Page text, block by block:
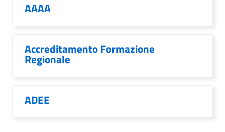
AAAA
Accreditamento Formazione
Regionale
ADEE